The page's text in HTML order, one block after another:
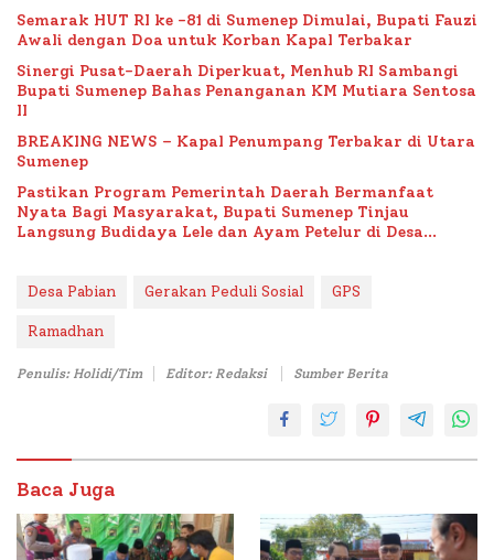
Semarak HUT RI ke -81 di Sumenep Dimulai, Bupati Fauzi
Awali dengan Doa untuk Korban Kapal Terbakar
Sinergi Pusat-Daerah Diperkuat, Menhub RI Sambangi
Bupati Sumenep Bahas Penanganan KM Mutiara Sentosa
II
BREAKING NEWS – Kapal Penumpang Terbakar di Utara
Sumenep
Pastikan Program Pemerintah Daerah Bermanfaat
Nyata Bagi Masyarakat, Bupati Sumenep Tinjau
Langsung Budidaya Lele dan Ayam Petelur di Desa
Desa Pabian Gerakan Peduli Sosial GPS
Ramadhan
Penulis: Holidi/Tim Editor: Redaksi Sumber Berita
Baca Juga